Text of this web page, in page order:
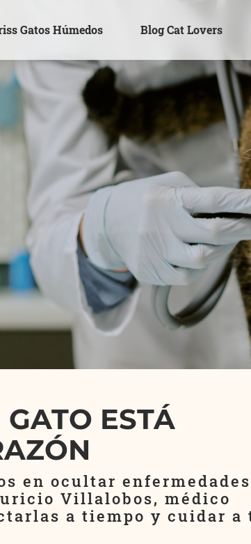
Gatos Húmedos Blog Cat Lovers
ESTÁ
en ocultar
Villalobos, médico
a tiempo y cuidar a